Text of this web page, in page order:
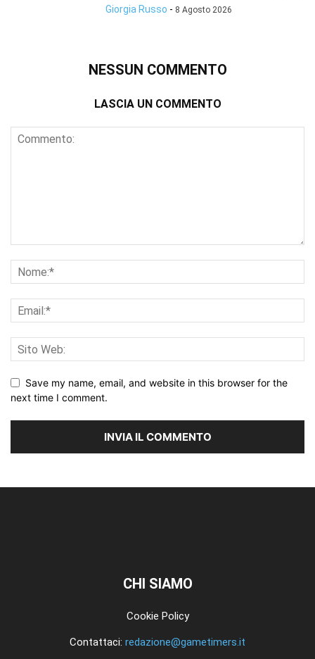
Giorgia Russo - 8 Agosto 2026
NESSUN COMMENTO
LASCIA UN COMMENTO
Save my name, email, and website in this browser for the
next time I comment.
CHI SIAMO
Cookie Policy
Contattaci: redazione@gametimers.it